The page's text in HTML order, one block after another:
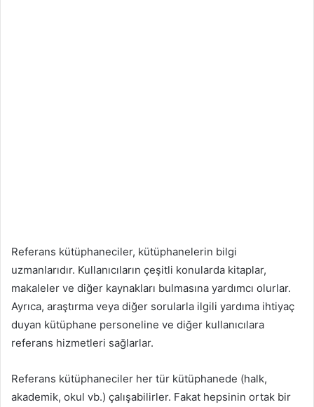
Referans kütüphaneciler, kütüphanelerin bilgi
uzmanlarıdır. Kullanıcıların çeşitli konularda kitaplar,
makaleler ve diğer kaynakları bulmasına yardımcı olurlar.
Ayrıca, araştırma veya diğer sorularla ilgili yardıma ihtiyaç
duyan kütüphane personeline ve diğer kullanıcılara
referans hizmetleri sağlarlar.
Referans kütüphaneciler her tür kütüphanede (halk,
akademik, okul vb.) çalışabilirler. Fakat hepsinin ortak bir